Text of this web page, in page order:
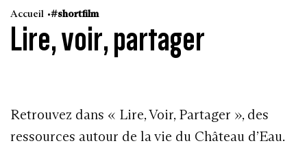
Accueil #shortfilm
Lire, voir, partager
Retrouvez dans « Lire, Voir, Partager », des
ressources autour de la vie du Château d’Eau.